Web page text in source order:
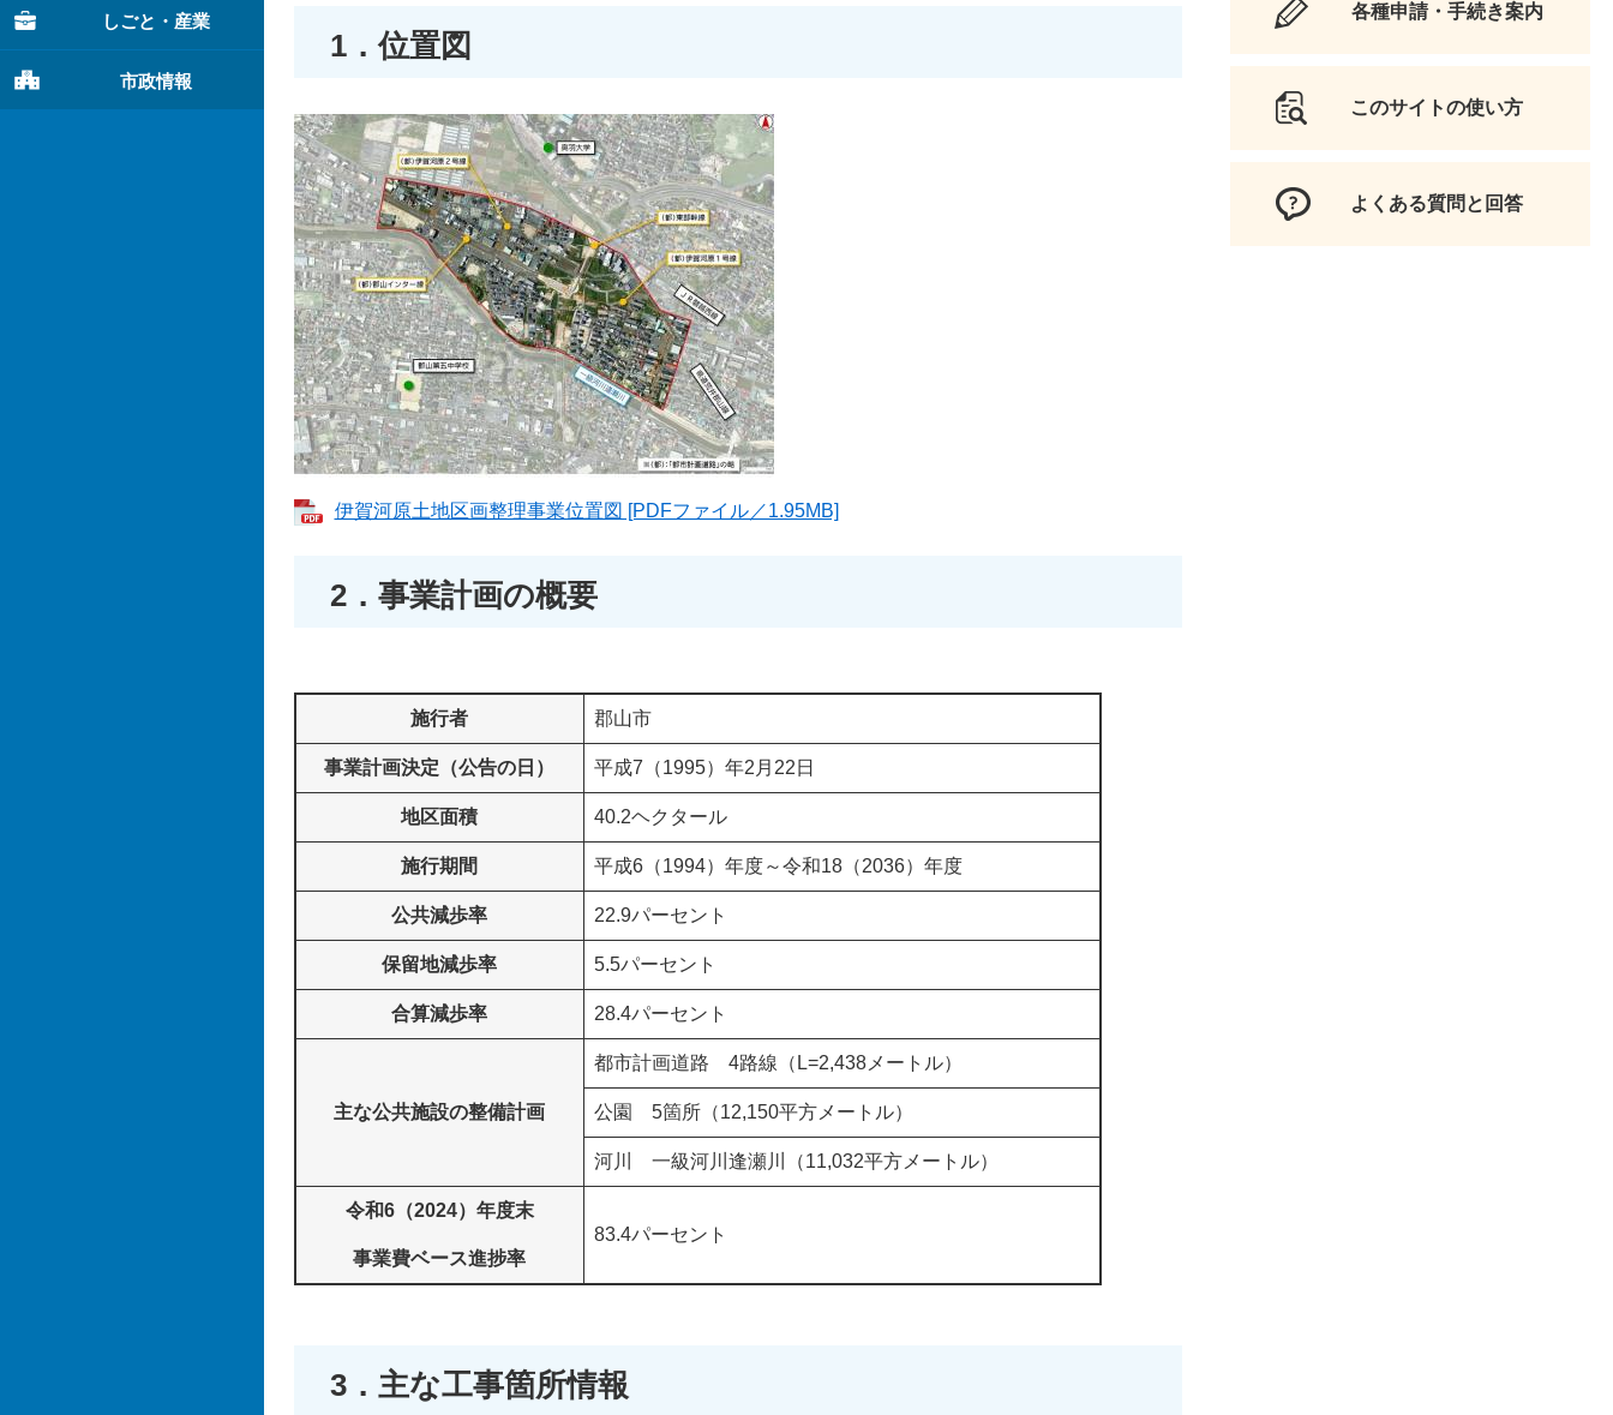
しごと・産業
市政情報
1．位置図
伊賀河原土地区画整理事業位置図 [PDFファイル／1.95MB]
2．事業計画の概要
施行者 郡山市
事業計画決定（公告の日） 平成7（1995）年2月22日
地区面積 40.2ヘクタール
施行期間 平成6（1994）年度～令和18（2036）年度
公共減歩率 22.9パーセント
保留地減歩率 5.5パーセント
合算減歩率 28.4パーセント
主な公共施設の整備計画
都市計画道路 4路線（L=2,438メートル）
公園 5箇所（12,150平方メートル）
河川 一級河川逢瀬川（11,032平方メートル）
令和6（2024）年度末
事業費ベース進捗率
83.4パーセント
3．主な工事箇所情報
各種申請・手続き案内
このサイトの使い方
よくある質問と回答